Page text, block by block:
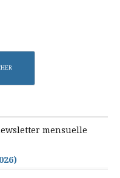
mensuelle